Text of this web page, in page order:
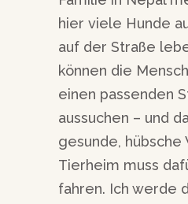
hier viele Hunde
auf der Straße
können die
einen passenden
aussuchen – und
gesunde, hübsche
Tierheim muss
fahren. Ich werde